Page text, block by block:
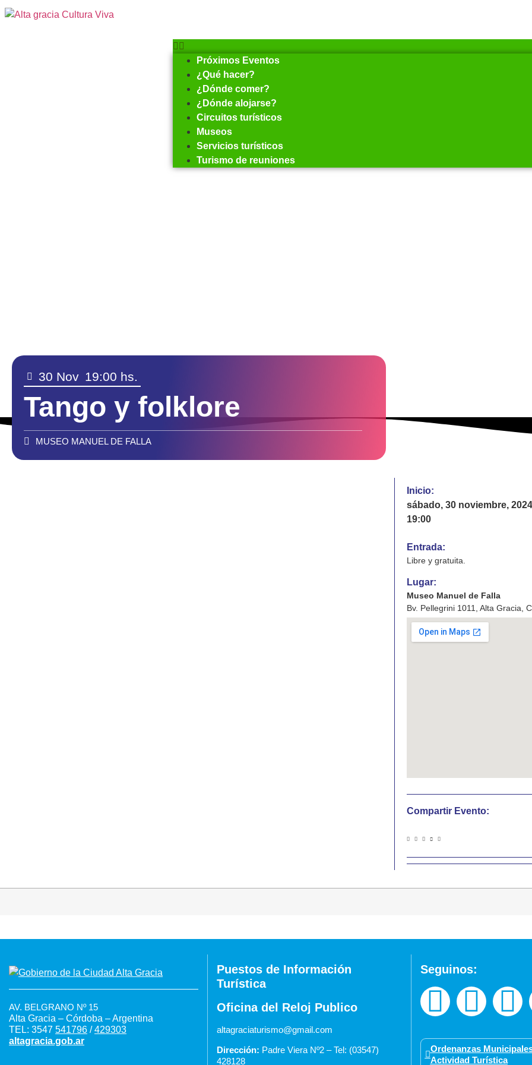
Próximos Eventos
¿Qué hacer?
¿Dónde comer?
¿Dónde alojarse?
Circuitos turísticos
Museos
Servicios turísticos
Turismo de reuniones
30 Nov 19:00 hs.
Tango y folklore
MUSEO MANUEL DE FALLA
Inicio:
sábado, 30 noviembre,
19:00
Entrada:
Libre y gratuita.
Lugar:
Museo Manuel de Falla
Bv. Pellegrini 1011, Alta Gracia,
Compartir Evento:
AV. BELGRANO Nº 15
Alta Gracia – Córdoba – Argentina
TEL: 3547 541796 /429303
altagracia.gob.ar
Puestos de Información
Turística
Oficina del Reloj Publico
altagraciaturismo@gmail.com
Dirección: Padre Viera Nº2 – Tel: (03547)
428128
Seguinos:
Ordenanzas
Actividad Turística